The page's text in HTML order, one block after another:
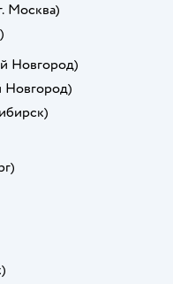
Москва)
Новгород)
Новгород)